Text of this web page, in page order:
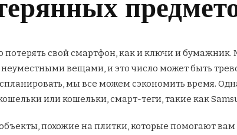
потерять свой смартфон, как и ключи и
вещами, и это число может быть
мы все можем сэкономить время.
или кошельки, смарт-теги, такие как
похожие на плитки, которые помогают